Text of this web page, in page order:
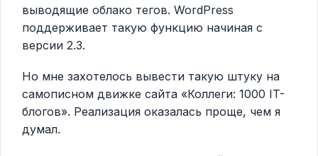
выводящие облако тегов. WordPress
поддерживает такую функцию начиная с
версии 2.3.
Но мне захотелось вывести такую штуку на
самописном движке сайта «Коллеги: 1000 IT-
блогов». Реализация оказалась проще, чем я
думал.